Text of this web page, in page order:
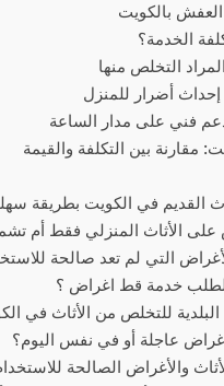
بالكويت
الخدمة؟
التخلص منها
أضرار للمنزل
فني على مدار الساعة
بين التكلفة والقيمة